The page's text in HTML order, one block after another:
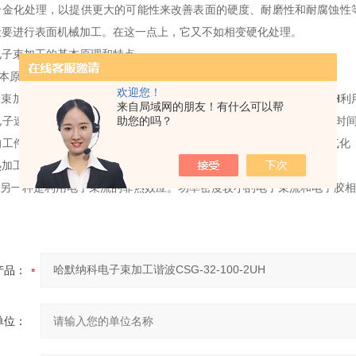
欢迎您！
来自局域网的朋友！有什么可以帮
助您的吗？
化处理，以提供更大的可能性来改善表面的硬度、 耐磨性和耐腐蚀性
进行表面机械加工。在这一点上，它又不如相变硬化处理。
束加工的基本原理和特点
原理
加工是在真空条件下，哈默纳科电子束加工谐波 CSG-32-100-2UH利
速度可达1.6 x lOSkm/s)冲击到工件表面的极小面积上，在极短的
件材料达到几千摄氏度以上的高温，从而引起材料的局部熔化和气
工。
种是利用电子束流的非热效应。 功率密度较小的电子束流和电子胶
品：
：